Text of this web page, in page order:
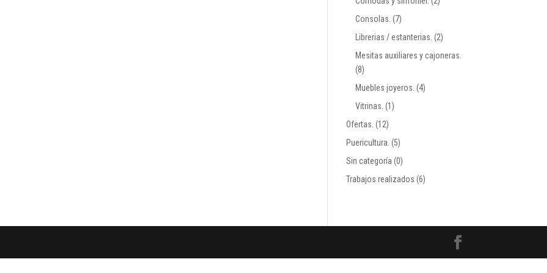
Consolas. (7)
Librerias / estanterias. (2)
Mesitas auxiliares y cajoneras.
(8)
Muebles joyeros. (4)
Vitrinas. (1)
Ofertas. (12)
Puericultura. (5)
Sin categoría (0)
Trabajos realizados (6)